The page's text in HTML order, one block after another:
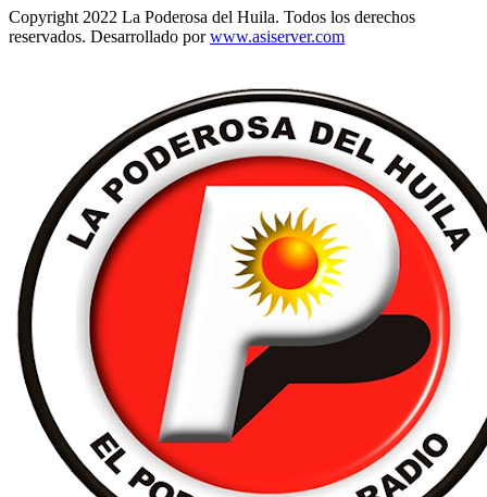
Copyright 2022 La Poderosa del Huila. Todos los derechos
reservados. Desarrollado porwww.asiserver.com